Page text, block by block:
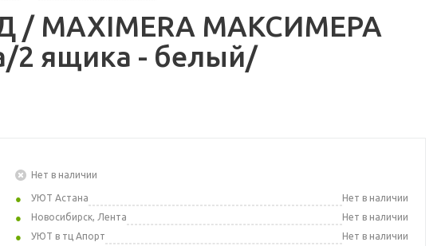
/ MAXIMERA МАКСИМЕРА
2 ящика - белый/
Нет в наличии
УЮТ Астана
Нет в наличии
Новосибирск, Лента
Нет в наличии
УЮТ в тц Апорт
Нет в наличии